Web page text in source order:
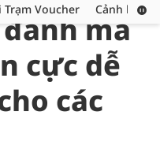
Thu thập thêm voucher hot tại Trạm Voucher Voucher Cảnh báo
má
cực dễ
các